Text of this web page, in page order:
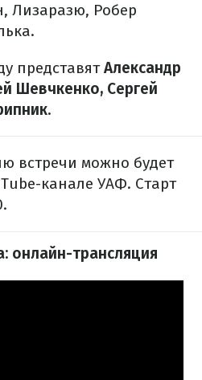
Лизаразю, Робер
представятАлександр
Шевчкенко, Сергей
встречи можно будет
канале УАФ. Старт
онлайн-трансляция